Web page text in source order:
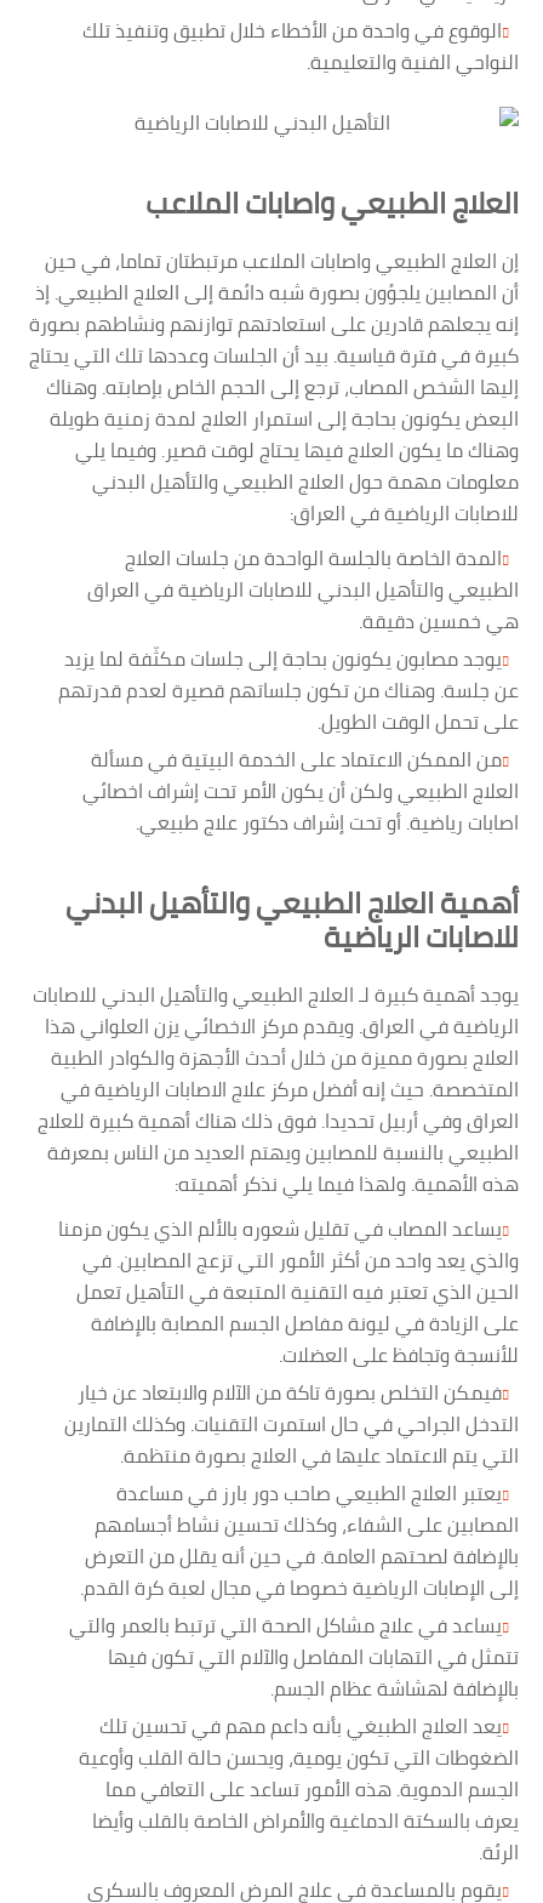
الوقوع في واحدة من الأخطاء خلال تطبيق وتنفيذ تلك
النواحي الفنية والتعليمية.
العلاج الطبيعي واصابات الملاعب
إن العلاج الطبيعي واصابات الملاعب مرتبطتان تماما، في حين
أن المصابين يلجؤون بصورة شبه دائمة إلى العلاج الطبيعي. إذ
إنه يجعلهم قادرين على استعادتهم توازنهم ونشاطهم بصورة
كبيرة في فترة قياسية. بيد أن الجلسات وعددها تلك التي يحتاج
إليها الشخص المصاب، ترجع إلى الحجم الخاص بإصابته. وهناك
البعض يكونون بحاجة إلى استمرار العلاج لمدة زمنية طويلة
وهناك ما يكون العلاج فيها يحتاج لوقت قصير. وفيما يلي
معلومات مهمة حول العلاج الطبيعي والتأهيل البدني
للاصابات الرياضية في العراق:
المدة الخاصة بالجلسة الواحدة من جلسات العلاج
الطبيعي والتأهيل البدني للاصابات الرياضية في العراق
هي خمسين دقيقة.
يوجد مصابون يكونون بحاجة إلى جلسات مكثّفة لما يزيد
عن جلسة. وهناك من تكون جلساتهم قصيرة لعدم قدرتهم
على تحمل الوقت الطويل.
من الممكن الاعتماد على الخدمة البيتية في مسألة
العلاج الطبيعي ولكن أن يكون الأمر تحت إشراف اخصائي
اصابات رياضية. أو تحت إشراف دكتور علاج طبيعي.
أهمية العلاج الطبيعي والتأهيل البدني
للاصابات الرياضية
يوجد أهمية كبيرة لـ العلاج الطبيعي والتأهيل البدني للاصابات
الرياضية في العراق. ويقدم مركز الاخصائي يزن العلواني هذا
العلاج بصورة مميزة من خلال أحدث الأجهزة والكوادر الطبية
المتخصصة. حيث إنه أفضل مركز علاج الاصابات الرياضية في
العراق وفي أربيل تحديدا. فوق ذلك هناك أهمية كبيرة للعلاج
الطبيعي بالنسبة للمصابين ويهتم العديد من الناس بمعرفة
هذه الأهمية. ولهذا فيما يلي نذكر أهميته:
يساعد المصاب في تقليل شعوره بالألم الذي يكون مزمنا
والذي يعد واحد من أكثر الأمور التي تزعج المصابين. في
الحين الذي تعتبر فيه التقنية المتبعة في التأهيل تعمل
على الزيادة في ليونة مفاصل الجسم المصابة بالإضافة
للأنسجة وتجافظ على العضلات.
فيمكن التخلص بصورة تاكة من الآلام والابتعاد عن خيار
التدخل الجراحي في حال استمرت التقنيات. وكذلك التمارين
التي يتم الاعتماد عليها في العلاج بصورة منتظمة.
يعتبر العلاج الطبيعي صاحب دور بارز في مساعدة
المصابين على الشفاء، وكذلك تحسين نشاط أجسامهم
بالإضافة لصحتهم العامة. في حين أنه يقلل من التعرض
إلى الإصابات الرياضية خصوصا في مجال لعبة كرة القدم.
يساعد في علاج مشاكل الصحة التي ترتبط بالعمر والتي
تتمثل في التهابات المفاصل والآلام التي تكون فيها
بالإضافة لهشاشة عظام الجسم.
يعد العلاج الطبيغي بأنه داعم مهم في تحسين تلك
الضغوطات التي تكون يومية، ويحسن حالة القلب وأوعية
الجسم الدموية. هذه الأمور تساعد على التعافي مما
يعرف بالسكتة الدماغية والأمراض الخاصة بالقلب وأيضا
الرئة.
يقوم بالمساعدة في علاج المرض المعروف بالسكري